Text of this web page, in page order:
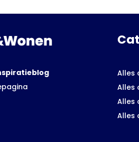
Alles
Alles
Alles
Alles